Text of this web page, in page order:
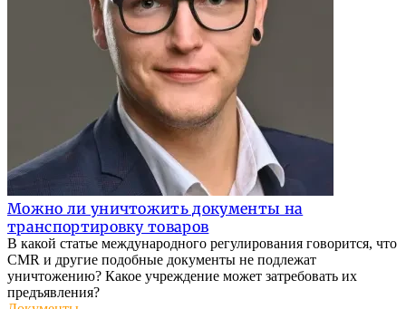
Можно ли уничтожить документы на
транспортировку товаров
В какой статье международного регулирования говорится, что
CMR и другие подобные документы не подлежат
уничтожению? Какое учреждение может затребовать их
предъявления?